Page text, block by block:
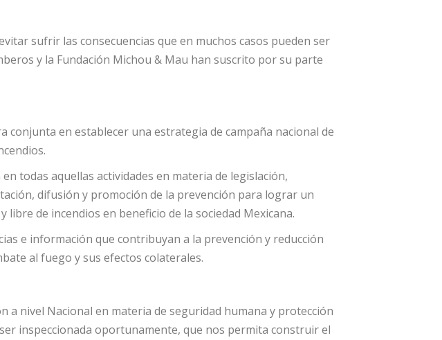
sufrir las consecuencias que en muchos casos pueden ser
y la Fundación Michou & Mau han suscrito por su parte
conjunta en establecer una estrategia de campaña nacional de
todas aquellas actividades en materia de legislación,
difusión y promoción de la prevención para lograr un
libre de incendios en beneficio de la sociedad Mexicana.
e información que contribuyan a la prevención y reducción
al fuego y sus efectos colaterales.
nivel Nacional en materia de seguridad humana y protección
inspeccionada oportunamente, que nos permita construir el